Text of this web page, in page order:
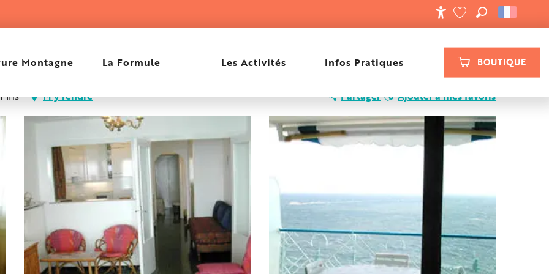
BOUTIQUE
VOIR LES FAVORIS
RECHERCHE
Montagne La Formule Les Activités Infos Pratiques
JOSIANE
M'y rendre Partager Ajouter à mes favoris